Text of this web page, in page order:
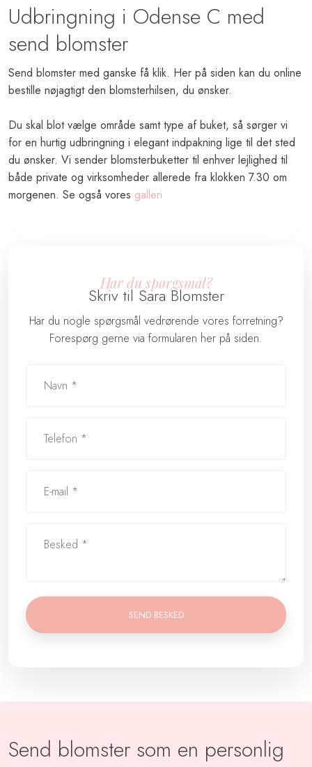
Udbringning i Odense C med
send blomster
Send blomster med ganske få klik. Her på siden kan du online
bestille nøjagtigt denblomsterhilsen, du ønsker.
Du skal blot vælge område samt type af buket, så sørger vi
for en hurtig udbringning i elegant indpakning lige til det sted
du ønsker. Vi sender blomsterbuketter til enhver lejlighed til
både private og virksomheder allerede fra klokken 7.30 om
morgenen. Se også vores galleri
Har du spørgsmål?
Skriv til Sara Blomster
Har du nogle spørgsmål vedrørende vores forretning?
Forespørg gerne via formularen her på siden.
Send blomster som en personlig